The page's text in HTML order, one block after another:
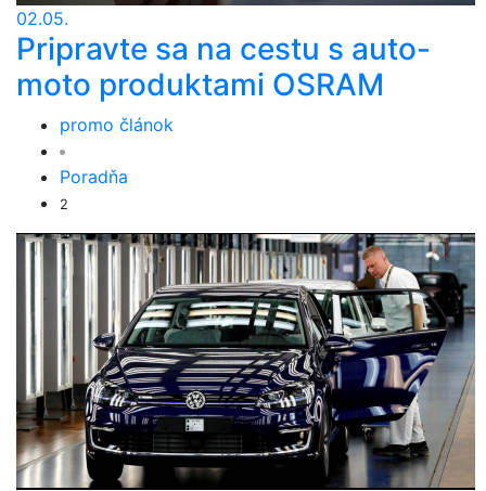
02.05.
Pripravte sa na cestu s auto-
moto produktami OSRAM
promo článok
Poradňa
2